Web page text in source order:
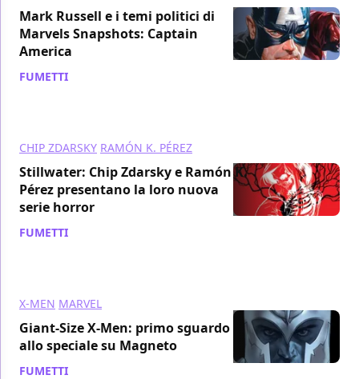
Mark Russell e i temi politici di
Marvels Snapshots: Captain
America
FUMETTI
CHIP ZDARSKY RAMÓN K. PÉREZ
Stillwater: Chip Zdarsky e Ramón K.
Pérez presentano la loro nuova
serie horror
FUMETTI
X-MEN MARVEL
Giant-Size X-Men: primo sguardo
allo speciale su Magneto
FUMETTI